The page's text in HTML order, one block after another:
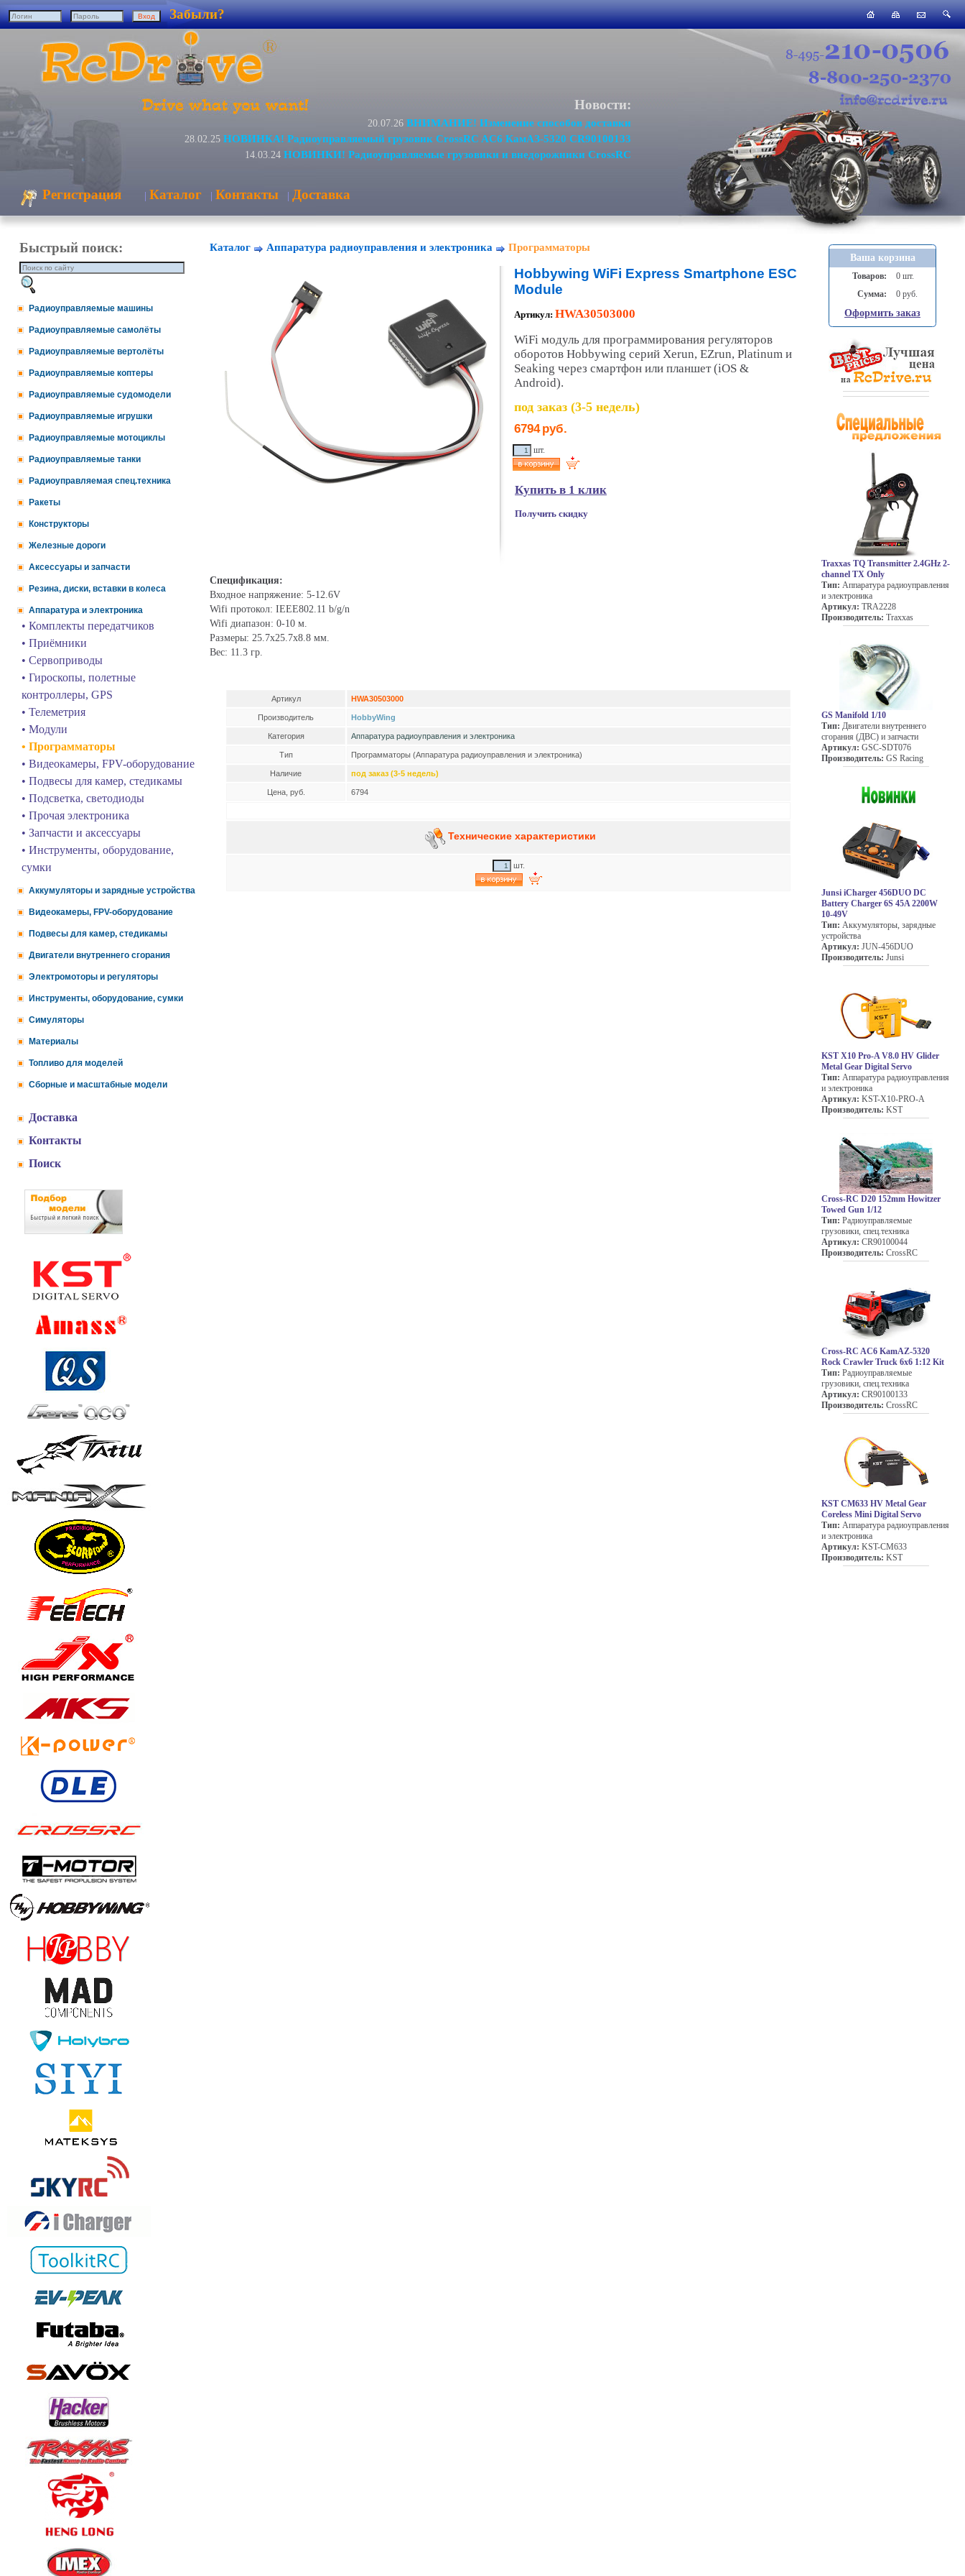
Забыли?
Новости:
20.07.26 ВНИМАНИЕ! Изменение способов доставки
28.02.25 НОВИНКА! Радиоуправляемый грузовик CrossRC AC6 КамАЗ-5320 CR90100133
14.03.24 НОВИНКИ! Радиоуправляемые грузовики и внедорожники CrossRC
Регистрация | Каталог | Контакты | Доставка
Быстрый поиск:
Радиоуправляемые машины
Радиоуправляемые самолёты
Радиоуправляемые вертолёты
Радиоуправляемые коптеры
Радиоуправляемые судомодели
Радиоуправляемые игрушки
Радиоуправляемые мотоциклы
Радиоуправляемые танки
Радиоуправляемая спец.техника
Ракеты
Конструкторы
Железные дороги
Аксессуары и запчасти
Резина, диски, вставки в колеса
Аппаратура и электроника
• Комплекты передатчиков
• Приёмники
• Сервоприводы
• Гироскопы, полетные
контроллеры, GPS
• Телеметрия
• Модули
• Программаторы
• Видеокамеры, FPV-оборудование
• Подвесы для камер, стедикамы
• Подсветка, светодиоды
• Прочая электроника
• Запчасти и аксессуары
• Инструменты, оборудование,
сумки
Аккумуляторы и зарядные устройства
Видеокамеры, FPV-оборудование
Подвесы для камер, стедикамы
Двигатели внутреннего сгорания
Электромоторы и регуляторы
Инструменты, оборудование, сумки
Симуляторы
Материалы
Топливо для моделей
Сборные и масштабные модели
Доставка
Контакты
Поиск
Каталог Аппаратура радиоуправления и электроника Программаторы
Hobbywing WiFi Express Smartphone ESC
Module
Артикул: HWA30503000
WiFi модуль для программирования регуляторов
оборотов Hobbywing серий Xerun, EZrun, Platinum и
Seaking через смартфон или планшет (iOS &
Android).
под заказ (3-5 недель)
6794 руб.
шт.
Купить в 1 клик
Получить скидку
Спецификация:
Входное напряжение: 5-12.6V
Wifi протокол: IEEE802.11 b/g/n
Wifi диапазон: 0-10 м.
Размеры: 25.7x25.7x8.8 мм.
Вес: 11.3 гр.
Артикул HWA30503000
Производитель HobbyWing
Категория Аппаратура радиоуправления и электроника
Тип Программаторы (Аппаратура радиоуправления и электроника)
Наличие под заказ (3-5 недель)
Цена, руб. 6794
Технические характеристики
шт.
Ваша корзина
Товаров:
0 шт.
Сумма:
0 руб.
Оформить заказ
Traxxas TQ Transmitter 2.4GHz 2-
channel TX Only
Тип: Аппаратура радиоуправления
и электроника
Артикул: TRA2228
Производитель: Traxxas
GS Manifold 1/10
Тип: Двигатели внутреннего
сгорания (ДВС) и запчасти
Артикул: GSC-SDT076
Производитель: GS Racing
Junsi iCharger 456DUO DC
Battery Charger 6S 45A 2200W
10-49V
Тип: Аккумуляторы, зарядные
устройства
Артикул: JUN-456DUO
Производитель: Junsi
KST X10 Pro-A V8.0 HV Glider
Metal Gear Digital Servo
Тип: Аппаратура радиоуправления
и электроника
Артикул: KST-X10-PRO-A
Производитель: KST
Cross-RC D20 152mm Howitzer
Towed Gun 1/12
Тип: Радиоуправляемые
грузовики, спец.техника
Артикул: CR90100044
Производитель: CrossRC
Cross-RC AC6 KamAZ-5320
Rock Crawler Truck 6x6 1:12 Kit
Тип: Радиоуправляемые
грузовики, спец.техника
Артикул: CR90100133
Производитель: CrossRC
KST CM633 HV Metal Gear
Coreless Mini Digital Servo
Тип: Аппаратура радиоуправления
и электроника
Артикул: KST-CM633
Производитель: KST